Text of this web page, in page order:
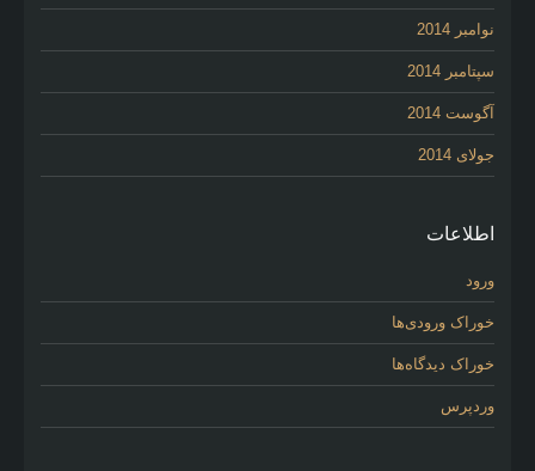
نوامبر 2014
سپتامبر 2014
آگوست 2014
جولای 2014
اطلاعات
ورود
خوراک ورودی‌ها
خوراک دیدگاه‌ها
وردپرس